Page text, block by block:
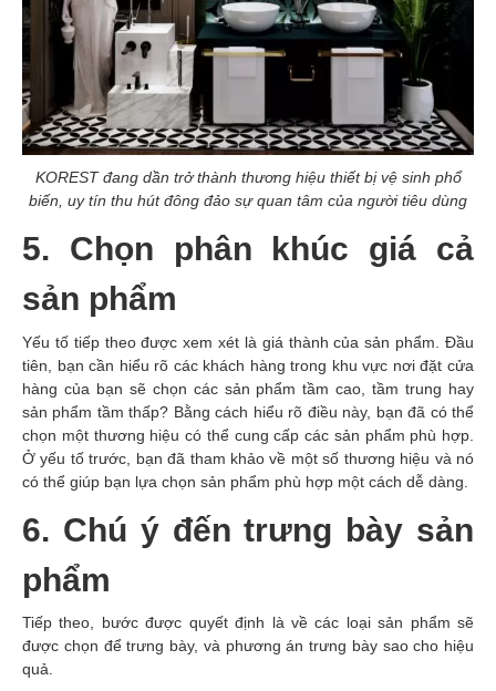
KOREST đang dần trở thành thương hiệu thiết bị vệ sinh phổ
biến, uy tín thu hút đông đảo sự quan tâm của người tiêu dùng
5. Chọn phân khúc giá cả
sản phẩm
Yếu tố tiếp theo được xem xét là giá thành của sản phẩm. Đầu
tiên, bạn cần hiểu rõ các khách hàng trong khu vực nơi đặt cửa
hàng của bạn sẽ chọn các sản phẩm tầm cao, tầm trung hay
sản phẩm tầm thấp? Bằng cách hiểu rõ điều này, bạn đã có thể
chọn một thương hiệu có thể cung cấp các sản phẩm phù hợp.
Ở yếu tố trước, bạn đã tham khảo về một số thương hiệu và nó
có thể giúp bạn lựa chọn sản phẩm phù hợp một cách dễ dàng.
6. Chú ý đến trưng bày sản
phẩm
Tiếp theo, bước được quyết định là về các loại sản phẩm sẽ
được chọn để trưng bày, và phương án trưng bày sao cho hiệu
quả.